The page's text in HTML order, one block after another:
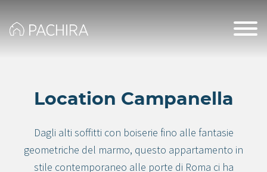
Location Campanella
Dagli alti soffitti con boiserie fino alle fantasie
geometriche del marmo, questo appartamento in
stile contemporaneo alle porte di Roma ci ha